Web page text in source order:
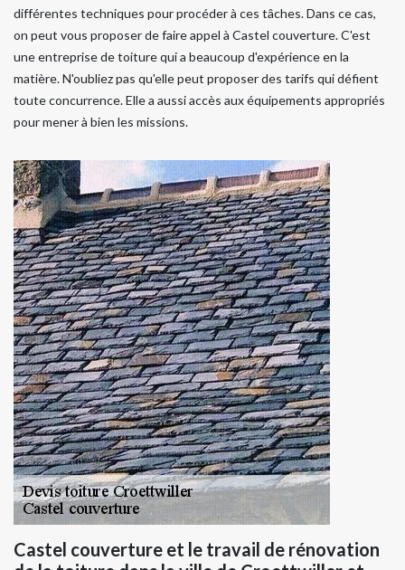
différentes techniques pour procéder à ces tâches. Dans ce cas,
on peut vous proposer de faire appel à Castel couverture. C'est
une entreprise de toiture qui a beaucoup d'expérience en la
matière. N'oubliez pas qu'elle peut proposer des tarifs qui défient
toute concurrence. Elle a aussi accès aux équipements appropriés
pour mener à bien les missions.
Castel couverture et le travail de rénovation